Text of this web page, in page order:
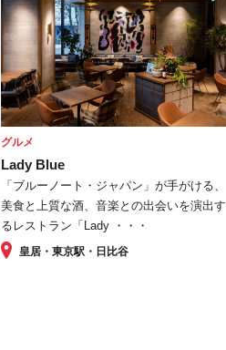
グルメ
Lady Blue
「ブルーノート・ジャパン」が手がける、
美食と上質な酒、音楽との出会いを演出す
るレストラン「Lady ・・・
皇居・東京駅・日比谷